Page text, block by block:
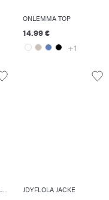
ONLEMMA TOP
14.99 €
+1
JDYFLOLA JACKE